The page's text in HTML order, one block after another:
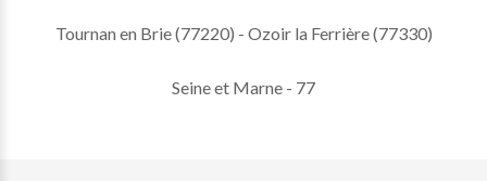
Tournan en Brie (77220) - Ozoir la Ferrière (77330)
Seine et Marne - 77